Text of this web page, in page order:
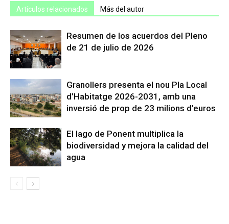
Artículos relacionados Más del autor
Resumen de los acuerdos del Pleno
de 21 de julio de 2026
Granollers presenta el nou Pla Local
d’Habitatge 2026-2031, amb una
inversió de prop de 23 milions d’euros
El lago de Ponent multiplica la
biodiversidad y mejora la calidad del
agua